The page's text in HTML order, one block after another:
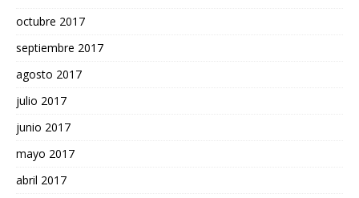
octubre 2017
septiembre 2017
agosto 2017
julio 2017
junio 2017
mayo 2017
abril 2017